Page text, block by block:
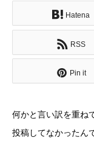
Hatena
RSS
Pin it
何かと言い訳を重ね
投稿してなかったん